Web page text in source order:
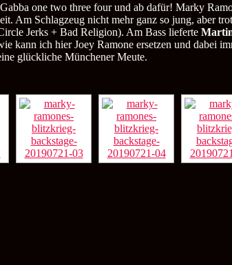
one two three four und ab dafür! Marky
Am Schlagzeug nicht mehr ganz so jung, aber
Jerks + Bad Religion). Am Bass lieferte
kann ich hier Joey Ramone ersetzen und dabei
glückliche Münchener Meute.